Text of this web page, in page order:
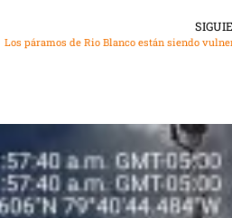
Los páramos de Rio Blanco están siendo